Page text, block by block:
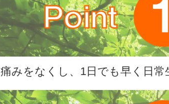
痛みをなくし、1日でも早く日